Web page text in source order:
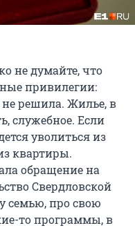
не думайте, что
привилегии:
не решила. Жилье, в
служебное. Если
уволиться из
квартиры.
обращение на
Свердловской
семью, про свою
то программы, в